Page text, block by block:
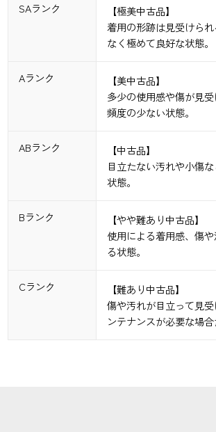
SAランク
【極美中古品】
着用の形跡は見受けら
なく極めて良好な状態。
Aランク
【美中古品】
多少の使用感や傷が見
頻度の少ない状態。
ABランク
【中古品】
目立たない汚れや小傷
状態。
Bランク
【やや難あり中古品】
使用による着用感、傷
る状態。
Cランク
【難あり中古品】
傷や汚れが目立って見
ンテナンスが必要な場合